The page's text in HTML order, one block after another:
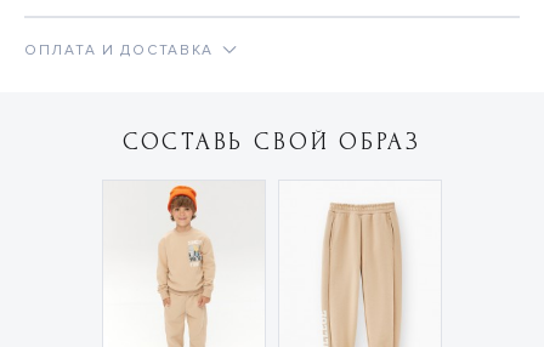
ОПЛАТА И ДОСТАВКА
СОСТАВЬ СВОЙ ОБРАЗ